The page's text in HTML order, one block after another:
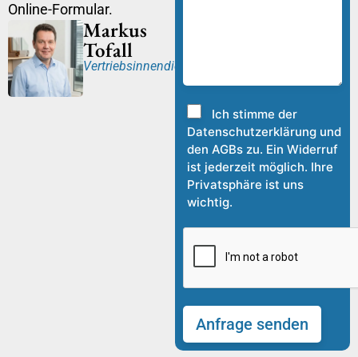
Online-Formular.
Markus
Tofall
Vertriebsinnendienst
Ich stimme der
Datenschutzerklärung und
den AGBs zu. Ein Widerruf
ist jederzeit möglich. Ihre
Privatsphäre ist uns
wichtig.